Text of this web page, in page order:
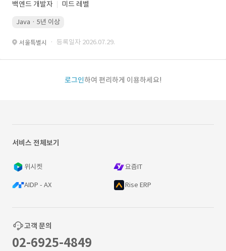
백엔드 개발자 미드 레벨
Java · 5년 이상
서울특별시 · 등록일자 2026.07.29.
로그인하여 편리하게 이용하세요!
서비스 전체보기
위시켓 요즘IT
AIDP - AX Rise ERP
고객 문의
02-6925-4849